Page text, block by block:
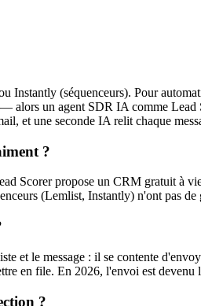
Instantly (séquenceurs). Pour
alors un agent SDR IA comme
et une seconde IA relit chaque
?
Scorer propose un CRM gratuit à
(Lemlist, Instantly) n'ont pas
et le message : il se contente
en file. En 2026, l'envoi est
?